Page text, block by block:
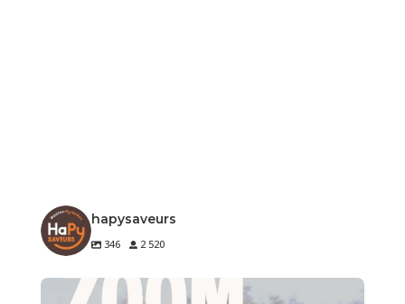
hapysaveurs
346 2 520
🐔 Zoom sur un produit de notre terroir